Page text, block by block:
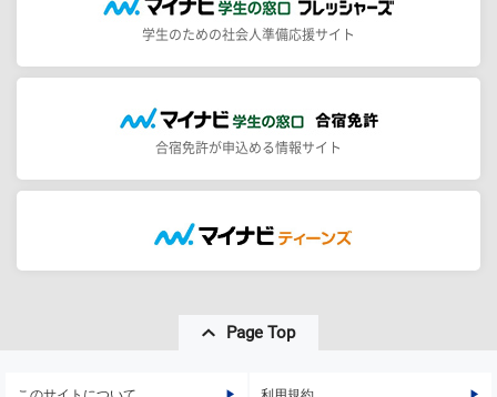
学生のための社会人準備応援サイト
合宿免許が申込める情報サイト
Page Top